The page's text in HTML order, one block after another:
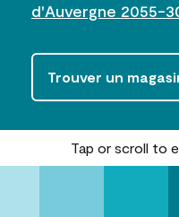
d'Auvergne 2055-
Trouver un
Tap or scroll to